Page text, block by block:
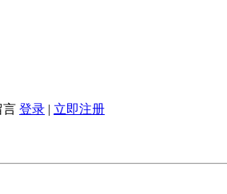
言 登录 | 立即注册